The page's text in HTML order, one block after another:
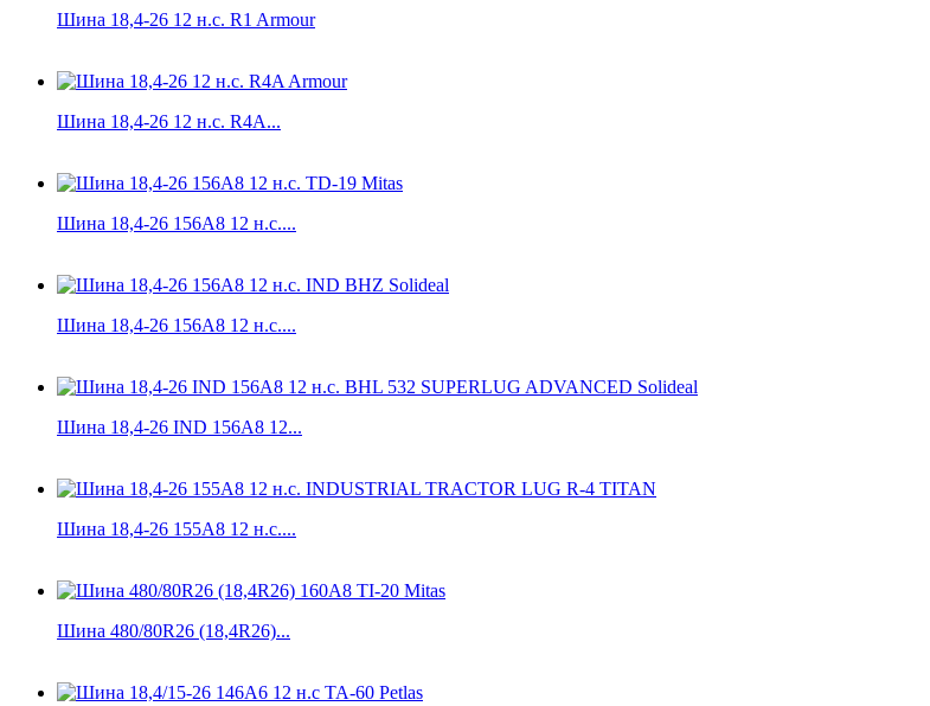
Шина 18,4-26 12 н.с. R1 Armour
Шина 18,4-26 12 н.с. R4A...
Шина 18,4-26 156A8 12 н.с....
Шина 18,4-26 156А8 12 н.с....
Шина 18,4-26 IND 156А8 12...
Шина 18,4-26 155A8 12 н.с....
Шина 480/80R26 (18,4R26)...